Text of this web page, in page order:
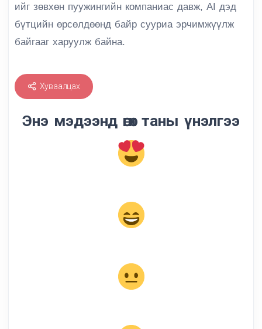
ийг зөвхөн пуужингийн компаниас давж, AI дэд
бүтцийн өрсөлдөөнд байр сууриа эрчимжүүлж
байгааг харуулж байна.
Хуваалцах
Энэ мэдээнд өгөх таны үнэлгээ